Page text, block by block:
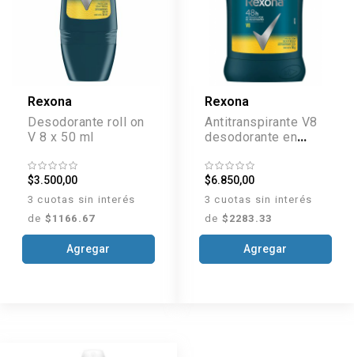
Rexona
Desodorante roll on
V 8 x 50 ml
$3.500,00
3 cuotas sin interés
de $1166.67
Agregar
Rexona
Antitranspirante V8
desodorante en
$6.850,00
3 cuotas sin interés
de $2283.33
Agregar